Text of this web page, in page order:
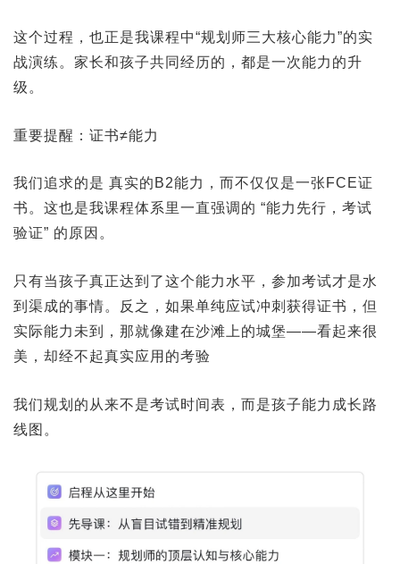
这个过程，也正是我课程中“规划师三大核心能力”的实
战演练。家长和孩子共同经历的，都是一次能力的升
级。
重要提醒：证书≠能力
我们追求的是 真实的B2能力，而不仅仅是一张FCE证
书。这也是我课程体系里一直强调的 “能力先行，考试
验证” 的原因。
只有当孩子真正达到了这个能力水平，参加考试才是水
到渠成的事情。反之，如果单纯应试冲刺获得证书，但
实际能力未到，那就像建在沙滩上的城堡——看起来很
美，却经不起真实应用的考验
我们规划的从来不是考试时间表，而是孩子能力成长路
线图。